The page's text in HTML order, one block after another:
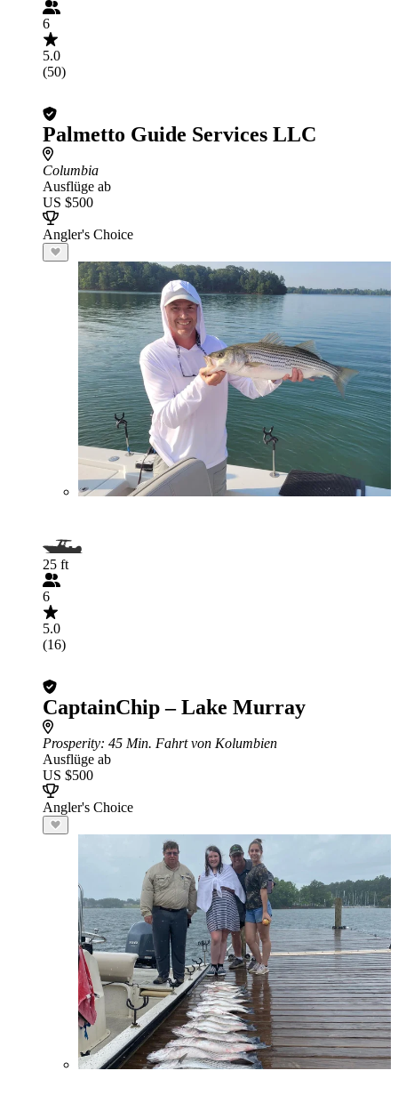
6
5.0
(50)
Palmetto Guide Services LLC
Columbia
Ausflüge ab
US $500
Angler's Choice
25 ft
6
5.0
(16)
CaptainChip – Lake Murray
Prosperity: 45 Min. Fahrt von Kolumbien
Ausflüge ab
US $500
Angler's Choice